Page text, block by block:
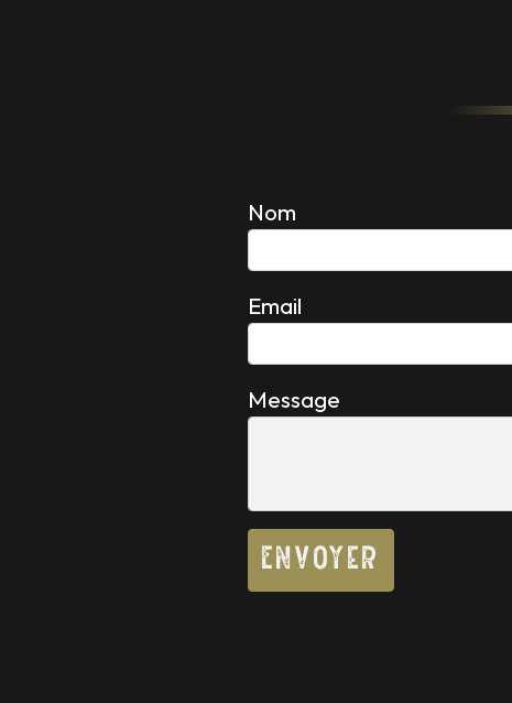
Nom
Email
Message
Envoyer